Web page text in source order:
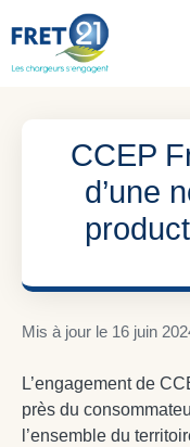
au
contenu
CCEP
d’une
Mis à jour le 16 juin
L’engagement de
près du
l’ensemble du